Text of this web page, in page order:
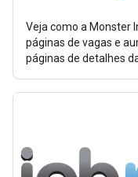
Veja como a Monster
páginas de vagas e
páginas de detalhes